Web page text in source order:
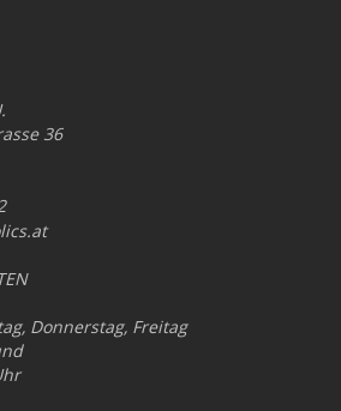
36
Donnerstag, Freitag